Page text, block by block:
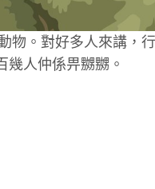
物。對好多人來講，
人仲係畀嬲嬲。